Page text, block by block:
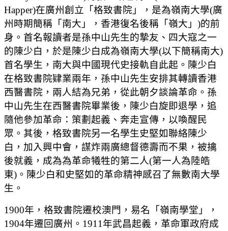
Happer)在廣州創立「格致書院」，是為嶺南大學(廣
州時期簡稱「南大」，香港復名後稱「嶺大」)的前
身。首名報讀者是孫中山先生的摯友、四大寇之一
的陳少白，於是陳少白成為嶺南大學(以下簡稱南大)
首名學生，南大與中國現代史接軌自此起。陳少白
在格致書院肄業兩年，孫中山先生安排其轉讀香港
西醫書院，兩人結為兄弟，從此朝夕談論革命。孫
中山先生在西醫書院畢業後，陳少白旋即退學，追
隨他參加革命：策劃起義、奔走宣傳，以喚醒民
眾。其後，格致書院另一名學生史堅如聯絡陳少
白，加入興中會，謀炸兩廣總督德壽而不果，被擒
後就義，成為為革命犧牲的第二人(第一人為陸皓
東)。陳少白和史堅如的革命精神感召了無數南大學
生。
1900年，格致書院遷校澳門，易名「嶺南學堂」，
1904年遷回廣州。1911年武昌起義，革命軍政府成